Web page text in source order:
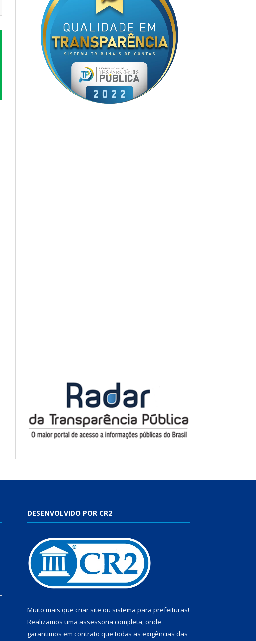
DESENVOLVIDO POR CR2
Muito mais que criar site ou sistema para prefeituras!
Realizamos uma assessoria completa, onde
garantimos em contrato que todas as exigências das